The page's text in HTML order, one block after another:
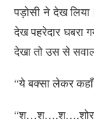
पड़ोसी ने देख
देख पहरेदार घबरा
देखा तो उस से
“ये बक्सा लेकर कहाँ
“श…श….श….शोर